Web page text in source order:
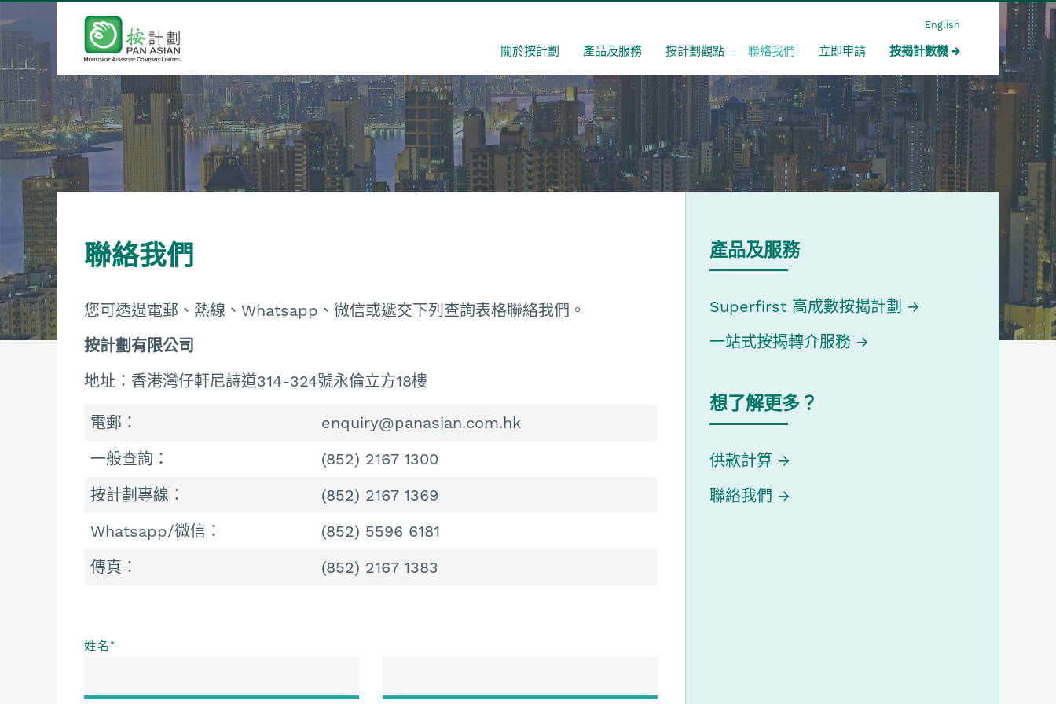
English
關於按計劃 產品及服務 按計劃觀點 聯絡我們 立即申請 按揭計數機
聯絡我們
您可透過電郵、熱線、Whatsapp、微信或遞交下列查詢表格聯絡我們。
按計劃有限公司
地址：香港灣仔軒尼詩道314-324號永倫立方18樓
電郵：
enquiry@panasian.com.hk
一般查詢：
(852) 2167 1300
按計劃專線：
(852) 2167 1369
Whatsapp/微信：
(852) 5596 6181
傳真：
(852) 2167 1383
姓名 *
產品及服務
Superfirst 高成數按揭計劃
一站式按揭轉介服務
想了解更多？
供款計算
聯絡我們